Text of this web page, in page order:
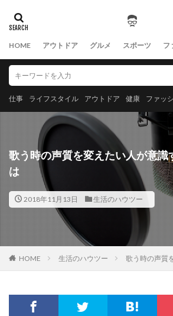
HOME アウトドア グルメ スポーツ フ
仕事 ライフスタイル アウトドア 健康 ファッ
歌う時の声質を変えたい人が意識
は
2018年11月13日 生活のハウツー
HOME 生活のハウツー 歌う時の声質